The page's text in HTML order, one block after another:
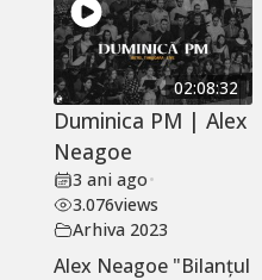
02:08:32
Duminica PM | Alex
Neagoe
3 ani ago•
3.076views
Arhiva 2023
Alex Neagoe "Bilanțul